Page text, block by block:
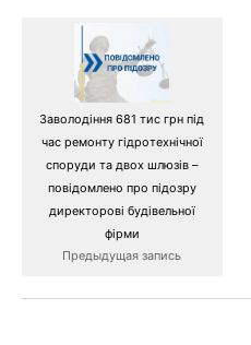
Заволодіння 681 тис грн під
час ремонту гідротехнічної
споруди та двох шлюзів –
повідомлено про підозру
директорові будівельної
фірми
Предыдущая запись